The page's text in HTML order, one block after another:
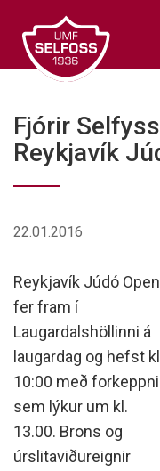
efni
Fjórir
Reykjavík
22.01.2016
Reykjavík Júdó Open
fer fram í
Laugardalshöllinni á
laugardag og hefst
10:00 með forkeppni
sem lýkur um kl.
13.00. Brons og
úrslitaviðureignir